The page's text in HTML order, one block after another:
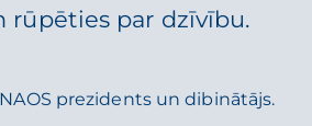
rūpēties par dzīvību.
prezidents un dibinātājs.